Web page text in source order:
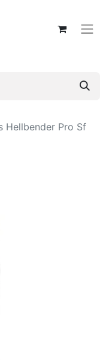
Hellbender Pro Sf